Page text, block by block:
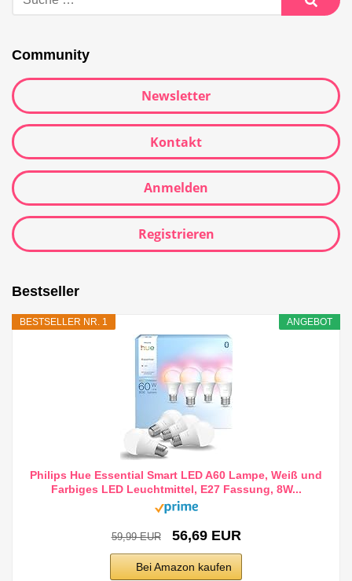
Community
Newsletter
Kontakt
Anmelden
Registrieren
Bestseller
ANGEBOT
BESTSELLER NR. 1
Philips Hue Essential Smart LED A60 Lampe, Weiß und
Farbiges LED Leuchtmittel, E27 Fassung, 8W...
59,99 EUR 56,69 EUR
Bei Amazon kaufen